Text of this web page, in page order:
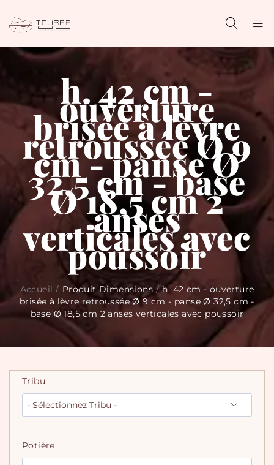
h. 42 cm -
ouverture
brisée à lèvre
retroussée Ø 9
cm - panse Ø
32,5 cm - base
Ø 18,5 cm 2
anses
verticales avec
poussoir
Accueil / Produit Dimensions / h. 42 cm - ouverture
brisée à lèvre retroussée Ø 9 cm - panse Ø 32,5 cm -
base Ø 18,5 cm 2 anses verticales avec poussoir
Tribu
Potière